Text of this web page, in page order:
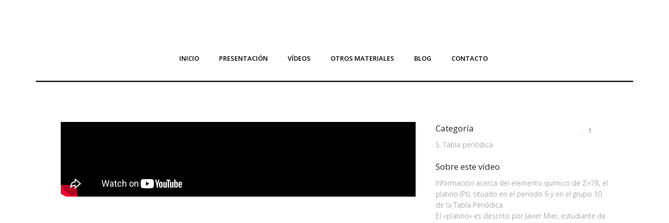
INICIO PRESENTACIÓN VÍDEOS OTROS MATERIALES BLOG CONTACTO
Categoría
5. Tabla periódica
Sobre este vídeo
Información acerca del elemento químico de Z=78, el
platino (Pt), situado en el periodo 6 y en el grupo 10
de la Tabla Periódica.
El «platino» es descrito por Javier Mier, estudiante de
1